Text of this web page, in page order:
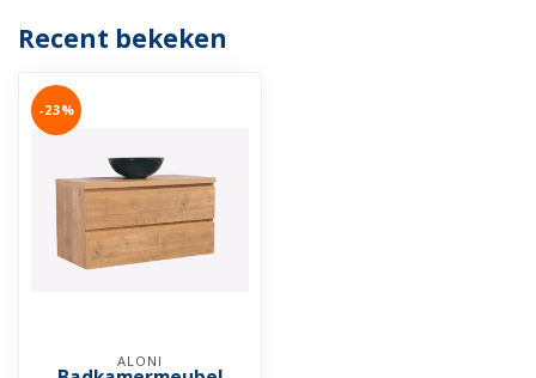
Recent bekeken
-23%
ALONI